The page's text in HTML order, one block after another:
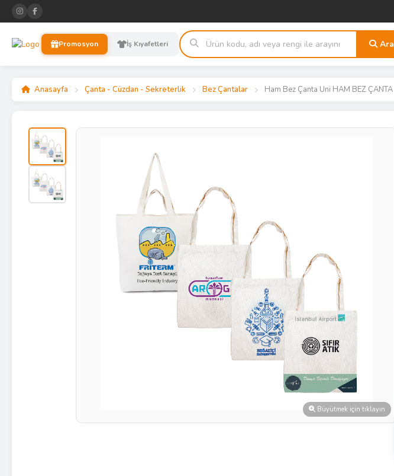
Promosyon İş Kıyafetleri Ara
Anasayfa Çanta - Cüzdan - Sekreterlik Bez Çantalar Ham Bez Çanta Uni HAM BEZ ÇANTA
Büyütmek için tıklayın